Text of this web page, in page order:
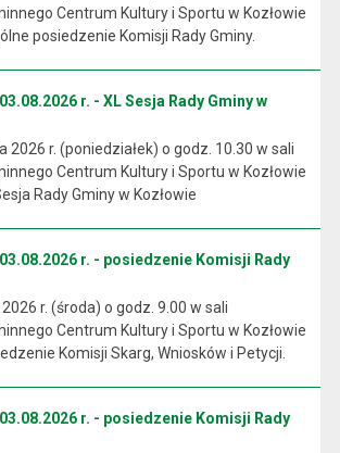
Centrum Kultury i Sportu w Kozłowie
posiedzenie Komisji Rady Gminy.
r. - XL Sesja Rady Gminy w
2026 r. (poniedziałek) o godz. 10.30 w sali
Centrum Kultury i Sportu w Kozłowie
Rady Gminy w Kozłowie
r. - posiedzenie Komisji Rady
r. (środa) o godz. 9.00 w sali
Centrum Kultury i Sportu w Kozłowie
Komisji Skarg, Wniosków i Petycji.
r. - posiedzenie Komisji Rady